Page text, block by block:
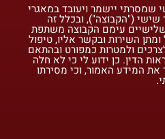
שמסרתי יישמר ויעובד במאגרי
("הקבוצה"), ובכלל זה
עימם הקבוצה משתפת
השירות ובקשר אליו, טיפול
ולמטרות כמפורט ובהתאם
הדין. כן ידוע לי כי לא חלה
את המידע האמור, וכי מסירתו